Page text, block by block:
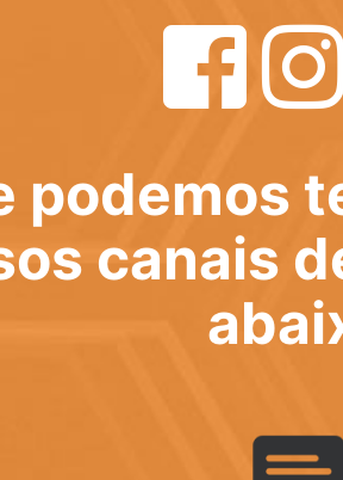
podemos
canais